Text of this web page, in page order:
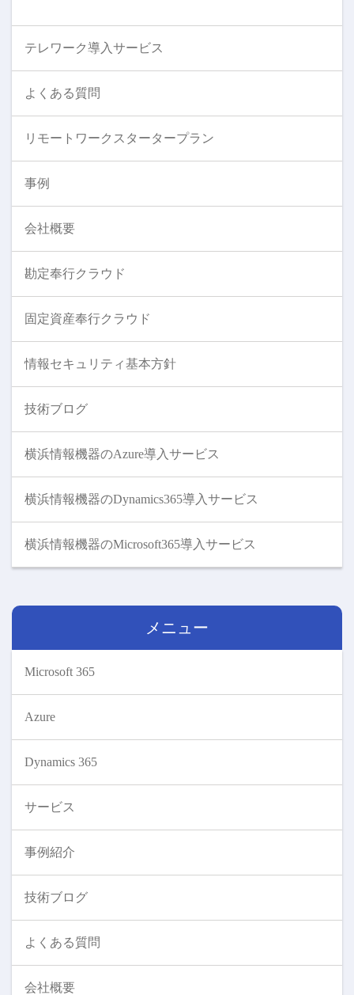
テレワーク導入サービス
よくある質問
リモートワークスタータープラン
事例
会社概要
勘定奉行クラウド
固定資産奉行クラウド
情報セキュリティ基本方針
技術ブログ
横浜情報機器のAzure導入サービス
横浜情報機器のDynamics365導入サービス
横浜情報機器のMicrosoft365導入サービス
メニュー
Microsoft 365
Azure
Dynamics 365
サービス
事例紹介
技術ブログ
よくある質問
会社概要